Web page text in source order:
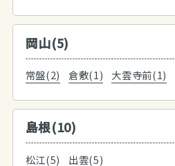
岡山(5)
常盤(2) 倉敷(1) 大雲寺前(1)
島根(10)
松江(5) 出雲(5)